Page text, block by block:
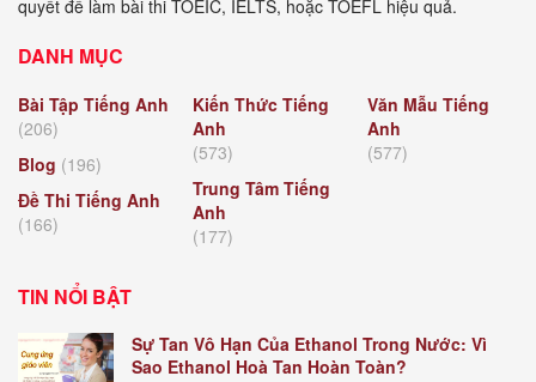
quyết để làm bài thi TOEIC, IELTS, hoặc TOEFL hiệu quả.
DANH MỤC
Bài Tập Tiếng Anh
(206)
Blog (196)
Đề Thi Tiếng Anh
(166)
Kiến Thức Tiếng
Anh
(573)
Trung Tâm Tiếng
Anh
(177)
Văn Mẫu Tiếng
Anh
(577)
TIN NỔI BẬT
Sự Tan Vô Hạn Của Ethanol Trong Nước: Vì
Sao Ethanol Hoà Tan Hoàn Toàn?